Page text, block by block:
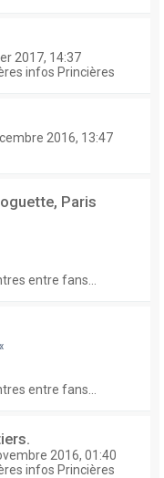
2017, 14:37
infos Princières
2016, 13:47
Paris
entre fans...
«
entre fans...
2016, 01:40
infos Princières